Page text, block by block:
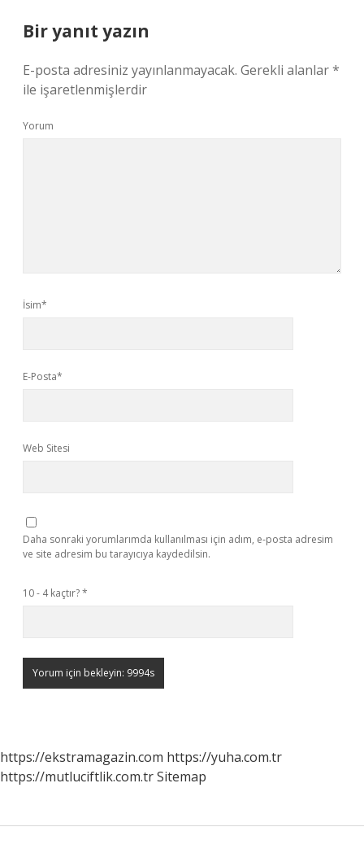
Bir yanıt yazın
E-posta adresiniz yayınlanmayacak. Gerekli alanlar*
ile işaretlenmişlerdir
Yorum
İsim*
E-Posta*
Web Sitesi
Daha sonraki yorumlarımda kullanılması için adım, e-posta adresim
ve site adresim bu tarayıcıya kaydedilsin.
10 - 4 kaçtır?*
https://ekstramagazin.com https://yuha.com.tr
https://mutluciftlik.com.trSitemap